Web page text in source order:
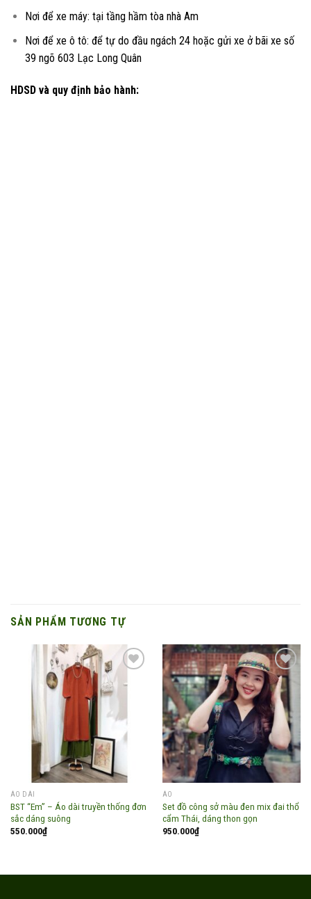
Nơi để xe máy: tại tầng hầm tòa nhà Am
Nơi để xe ô tô: để tự do đầu ngách 24 hoặc gửi xe ở bãi xe số
39 ngõ 603 Lạc Long Quân
HDSD và quy định bảo hành:
SẢN PHẨM TƯƠNG TỰ
wishlist
ÁO DÀI
BST “Em” – Áo dài truyền thống đơn
sắc dáng suông
550.000₫
Add to
wishlist
ÁO
Set đồ công sở màu đen mix đai thổ
cẩm Thái, dáng thon gọn
950.000₫